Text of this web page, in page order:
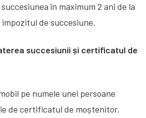
în maximum 2 ani de la
de succesiune.
succesiunii și certificatul de
pe numele unei persoane
de certificatul de moștenitor,